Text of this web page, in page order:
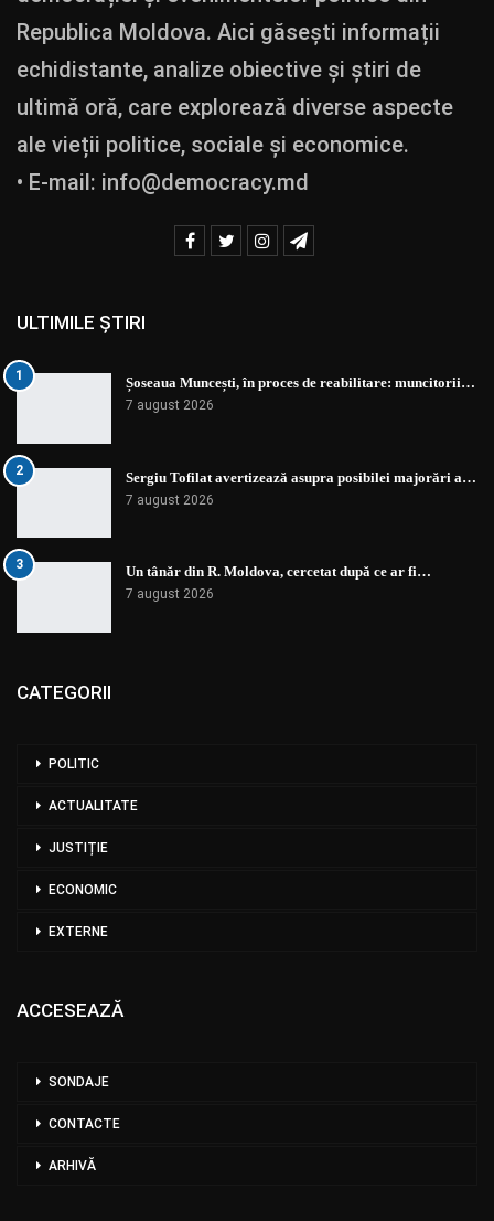
Republica Moldova. Aici găsești informații
echidistante, analize obiective și știri de
ultimă oră, care explorează diverse aspecte
ale vieții politice, sociale și economice.
• E-mail: info@democracy.md
ULTIMILE ȘTIRI
1 Șoseaua Muncești, în proces de reabilitare: muncitorii…
7 august 2026
2 Sergiu Tofilat avertizează asupra posibilei majorări a…
7 august 2026
3 Un tânăr din R. Moldova, cercetat după ce ar fi…
7 august 2026
CATEGORII
POLITIC
ACTUALITATE
JUSTIȚIE
ECONOMIC
EXTERNE
ACCESEAZĂ
SONDAJE
CONTACTE
ARHIVĂ